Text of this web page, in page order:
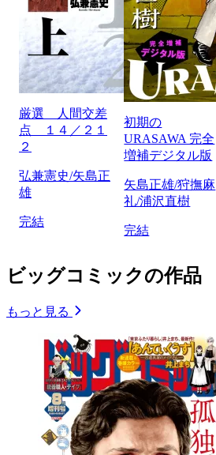
厳選 人間交差
点 １４／２１
２
弘兼憲史/矢島正
雄
完結
初期の
URASAWA 完全
増補デジタル版
矢島正雄/狩撫麻
礼/浦沢直樹
完結
ビッグコミックの作品
もっと見る